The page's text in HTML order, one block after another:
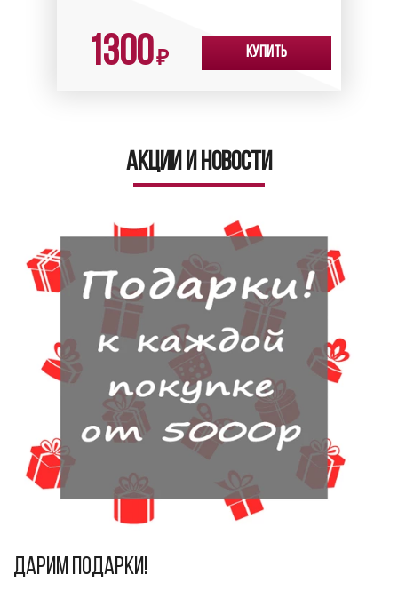
1300₽ Купить
Акции и новости
Дарим подарки!